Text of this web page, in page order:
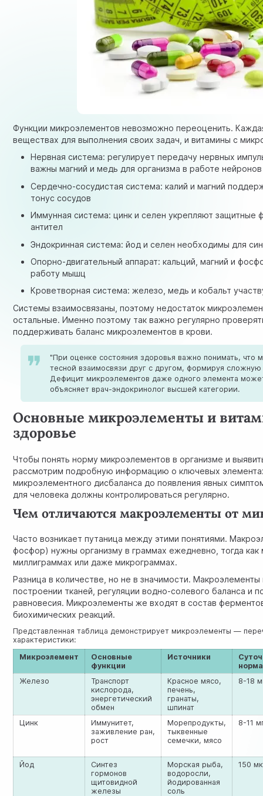
Функции микроэлементов невозможно переоценить.
веществах для выполнения своих задач, и витамины с
Нервная система: регулирует передачу нервных
важны магний и медь для организма в работе нейронов
Сердечно-сосудистая система: калий и магний
тонус сосудов
Иммунная система: цинк и селен укрепляют защитные
антител
Эндокринная система: йод и селен необходимы для
Опорно-двигательный аппарат: кальций, магний и
работу мышц
Кроветворная система: железо, медь и кобальт
Системы взаимосвязаны, поэтому недостаток
остальные. Именно поэтому так важно регулярно
поддерживать баланс микроэлементов в крови.
"При оценке состояния здоровья важно понимать, что
тесной взаимосвязи друг с другом, формируя
Дефицит микроэлементов даже одного элемента
объясняет врач-эндокринолог высшей категории.
Основные микроэлементы и
здоровье
Чтобы понять норму микроэлементов в организме и
рассмотрим подробную информацию о ключевых
микроэлементного дисбаланса до появления явных
для человека должны контролироваться регулярно.
Чем отличаются макроэлементы от
Часто возникает путаница между этими понятиями.
фосфор) нужны организму в граммах ежедневно, тогда
миллиграммах или даже микрограммах.
Разница в количестве, но не в значимости.
построении тканей, регуляции водно-солевого баланса и
равновесия. Микроэлементы же входят в состав
биохимических реакций.
Представленная таблица демонстрирует микроэлементы —
характеристики:
Микроэлемент
Основные
функции
Источники
норма
Железо
Транспорт
кислорода,
энергетический
обмен
Красное мясо,
печень,
гранаты,
шпинат
8-18
Цинк
Иммунитет,
заживление ран,
рост
Морепродукты,
тыквенные
семечки, мясо
8-11
Йод
Синтез
гормонов
щитовидной
железы
Морская рыба,
водоросли,
йодированная
соль
150